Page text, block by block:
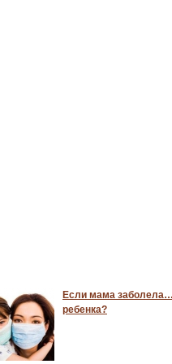
Если мама
ребенка?